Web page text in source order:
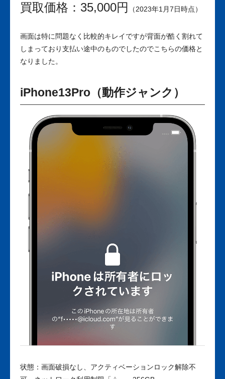
買取価格：35,000円 （2023年1月7日時点）
画面は特に問題なく比較的キレイですが背面が酷く割れて
しまっており支払い途中のものでしたのでこちらの価格と
なりました。
iPhone13Pro（動作ジャンク）
状態：画面破損なし、アクティベーションロック解除不